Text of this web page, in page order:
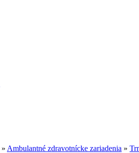
» Ambulantné zdravotnícke zariadenia »